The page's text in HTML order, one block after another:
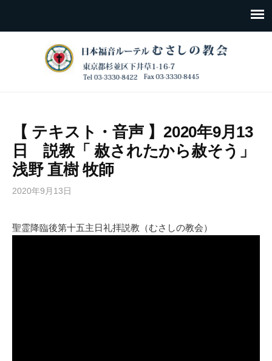
【 テキスト・音声 】2020年9月13
日 説教「 赦されたから赦そう」
浅野 直樹 牧師
2020年9月13日
聖霊降臨後第十五主日礼拝説教（むさしの教会）